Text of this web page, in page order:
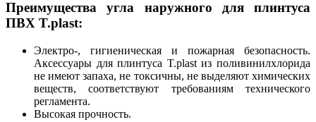
Преимущества угла наружного для плинтуса
ПВХ T.рlast:
Электро-, гигиеническая и пожарная безопасность.
Аксессуары для плинтуса T.рlast из поливинилхлорида
не имеют запаха, не токсичны, не выделяют химических
веществ, соответствуют требованиям технического
регламента.
Высокая прочность.